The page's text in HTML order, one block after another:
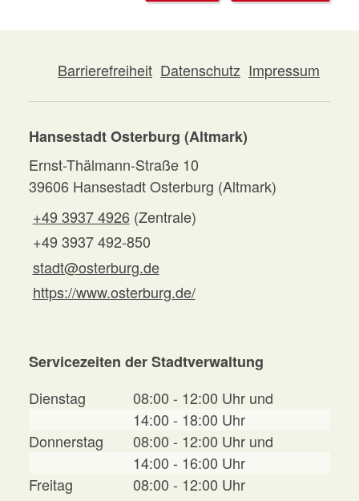
Barrierefreiheit Datenschutz Impressum
Hansestadt Osterburg (Altmark)
Ernst-Thälmann-Straße 10
39606 Hansestadt Osterburg (Altmark)
+49 3937 4926 (Zentrale)
+49 3937 492-850
stadt@osterburg.de
https://www.osterburg.de/
Servicezeiten der Stadtverwaltung
Dienstag
08:00 - 12:00 Uhr und
14:00 - 18:00 Uhr
Donnerstag
08:00 - 12:00 Uhr und
14:00 - 16:00 Uhr
Freitag
08:00 - 12:00 Uhr